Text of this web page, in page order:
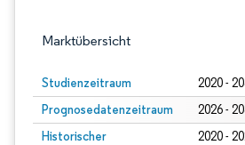
Marktübersicht
Studienzeitraum 2020 -
Prognosedatenzeitraum 2026 -
Historischer
2020 -